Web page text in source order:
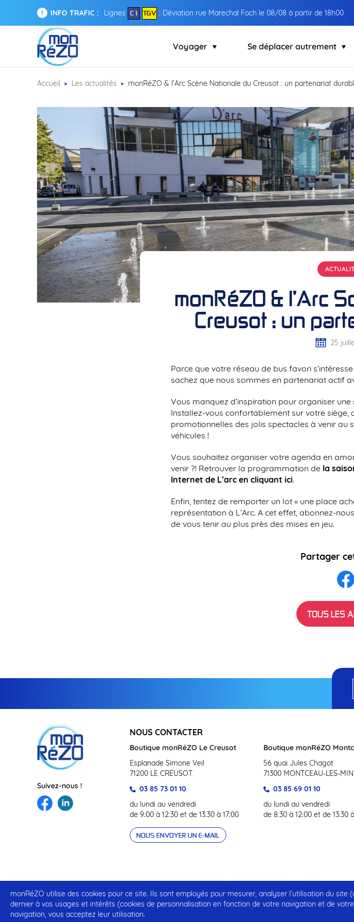
INFO TRAFIC : Lignes C 1 TGV : Déviation rue Marechal Foch le 08/08 à partir de 18h00
Voyager Se déplacer autrement
Accueil Les actualités monRéZO & l’Arc Scène Nationale du Creusot : un partenariat
monRéZO & l’Arc
Creusot : un
25
Parce que votre réseau de bus favori
sachez que nous sommes en partenariat actif
Vous manquez d’inspiration pour organiser
Installez-vous confortablement sur votre siège,
promotionnelles des jolis spectacles à venir au
véhicules !
Vous souhaitez organiser votre agenda en
venir ?! Retrouver la programmation de la
Internet de L’arc en cliquant ici.
Enfin, tentez de remporter un lot « une place
représentation à L’Arc. A cet effet, abonnez-
de vous tenir au plus près des mises en jeu.
Partager
TOUS LES
Suivez-nous !
NOUS CONTACTER
Boutique monRéZO Le Creusot
Esplanade Simone Veil
71200 LE CREUSOT
03 85 73 01 10
du lundi au vendredi
de 9:00 à 12:30 et de 13:30 à 17:00
Boutique monRéZO
56 quai Jules Chagot
71300 MONTCEAU-LES-
03 85 69 01 10
du lundi au vendredi
de 8:30 à 12:00 et de 13:30
NOUS ENVOYER UN E-MAIL
Mentions légales Conditions Générales d’Utilisation CP – Protection des Données à
monRéZO utilise des cookies pour ce site. Ils sont employés pour mesurer, analyser l’utilisation du site
dernier à vos usages et intérêts (cookies de personnalisation en fonction de votre navigation et de
navigation, vous acceptez leur utilisation.